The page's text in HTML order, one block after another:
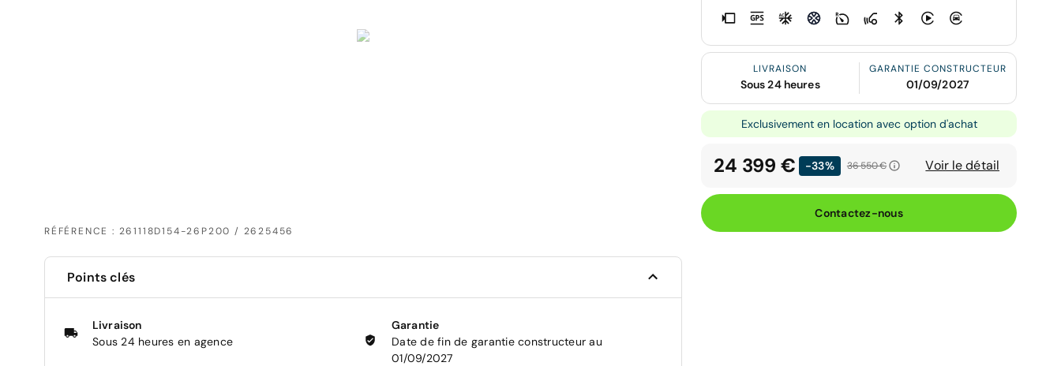
RÉFÉRENCE : 261118D154-26P200 / 2625456
LIVRAISON
Sous 24 heures
GARANTIE CONSTRUCTEUR
01/09/2027
Exclusivement en location avec option d'achat
24 399 € -33% 36 550 € Voir le détail
Contactez-nous
Points clés
Livraison
Sous 24 heures en agence
Garantie
Date de fin de garantie constructeur au
01/09/2027